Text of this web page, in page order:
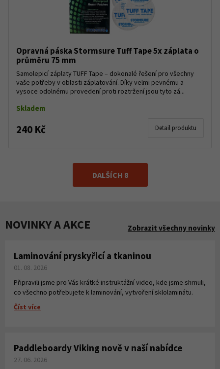
Opravná páska Stormsure Tuff Tape 5x záplata o
průměru 75 mm
Samolepicí záplaty TUFF Tape – dokonalé řešení pro všechny
vaše potřeby v oblasti záplatování. Díky velmi pevnému a
vysoce odolnému provedení proti roztržení jsou tyto zá...
Skladem
240 Kč Detail produktu
DALŠÍCH 8
NOVINKY A AKCE Zobrazit všechny novinky
Laminování pryskyřicí a tkaninou
01. 08. 2026
Připravili jsme pro Vás krátké instruktážní video, kde jsme shrnuli,
co všechno potřebujete k laminování, vytvoření sklolaminátu.
Číst více
Paddleboardy Viking nově v naší nabídce
27. 06. 2026